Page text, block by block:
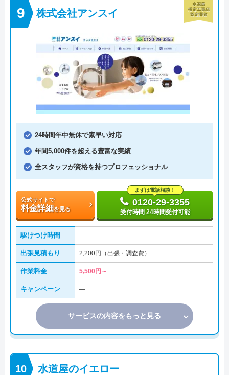
株式会社アンスイ
24時間年中無休で素早い対応
年間5,000件を超える豊富な実績
全スタッフが資格を持つプロフェッショナル
公式サイトで
料金詳細を見る
まずは電話相談！
0120-29-3355
受付時間 24時間受付可能
駆けつけ時間 ―
出張見積もり 2,200円（出張・調査費）
作業料金 5,500円～
キャンペーン ―
サービスの内容をもっと見る
水道屋のイエロー